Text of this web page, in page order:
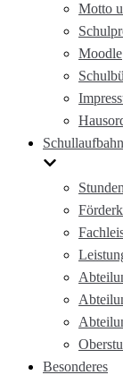
Motto
Moodle
Schullaufbahn
Besonderes